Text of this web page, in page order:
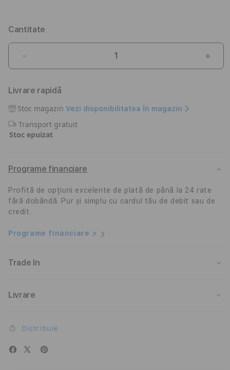
Cantitate
cantitatea
Satechi
Aluminium
TYPE-
C
Multi-
(HDMI
USB
3.0,MicroSD,Ethernet),
Space
USB
Livrare rapidă
Stoc magazin Vezi disponibilitatea în magazin
Transport gratuit
Stoc epuizat
Programe financiare
Profită de opțiuni excelente de plată de până la 24 rate
fără dobândă. Pur și simplu cu cardul tău de debit sau de
credit.
Programe financiare >
Trade In
Livrare
Distribuie